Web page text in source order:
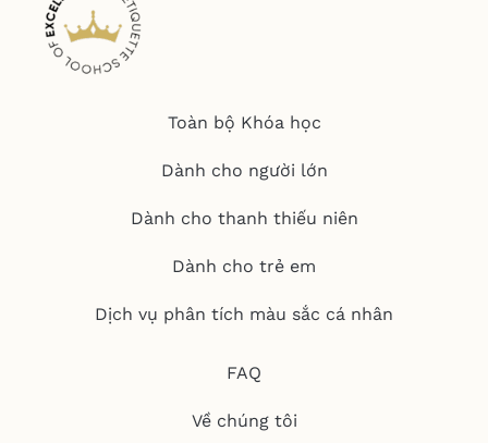
Toàn bộ Khóa học
Dành cho người lớn
Dành cho thanh thiếu niên
Dành cho trẻ em
Dịch vụ phân tích màu sắc cá nhân
FAQ
Về chúng tôi